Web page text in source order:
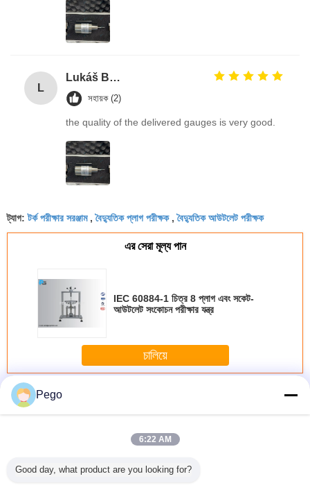
L
Lukáš Burda
সহায়ক (2)
the quality of the delivered gauges is very good.
ট্যাগ:টর্ক পরীক্ষার সরঞ্জাম,বৈদ্যুতিক প্লাগ পরীক্ষক,বৈদ্যুতিক আউটলেট পরীক্ষক
এর সেরা মূল্য পান
IEC 60884-1 চিত্র 8 প্লাগ এবং সকেট-
আউটলেট সংকোচন পরীক্ষার যন্ত্র
চালিয়ে
অধিক প্লাগ সকেট পরীক্ষক
30
টেক্ক প্লাগ সকেট
ভারবহন ব্যারেল প্লাগ
Pego
6:22 AM
Good day, what product are you looking for?